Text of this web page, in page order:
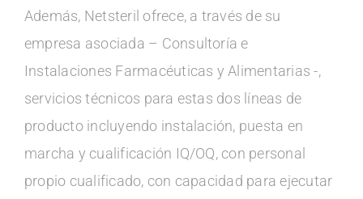
Además, Netsteril ofrece, a través de su
empresa asociada – Consultoría e
Instalaciones Farmacéuticas y Alimentarias -,
servicios técnicos para estas dos líneas de
producto incluyendo instalación, puesta en
marcha y cualificación IQ/OQ, con personal
propio cualificado, con capacidad para ejecutar